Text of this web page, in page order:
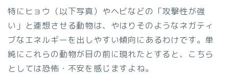
特にヒョウ（以下写真）やヘビなどの「攻撃性が強
い」と連想させる動物は、やはりそのようなネガティ
ブなエネルギーを出しやすい傾向にあるわけです。単
純にこれらの動物が目の前に現れたとすると、こちら
としては恐怖・不安を感じますよね。